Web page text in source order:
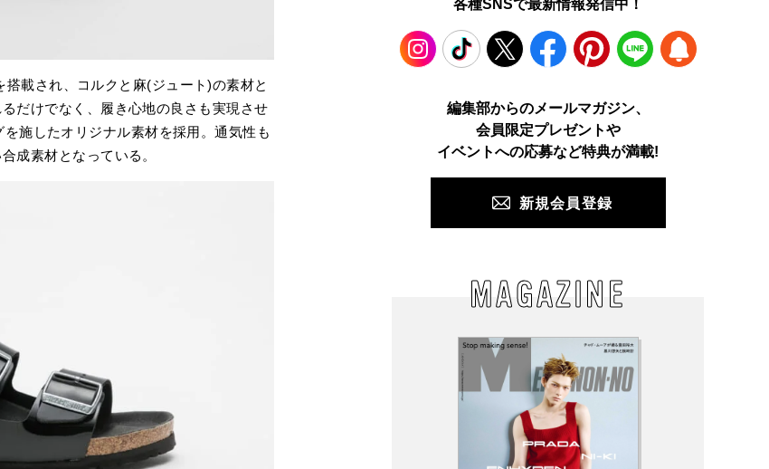
載され、コルクと麻(ジュート)の素材と
だけでなく、履き心地の良さも実現させ
施したオリジナル素材を採用。通気性も
成素材となっている。
各種SNSで最新情報発信中！
TikTok Facebook Pinterest LINE
編集部からのメールマガジン、
会員限定プレゼントや
イベントへの応募など特典が満載!
新規会員登録
MAGAZINE